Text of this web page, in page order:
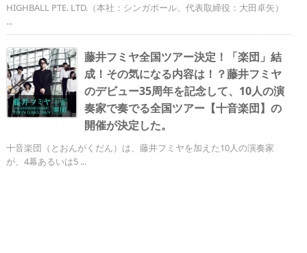
HIGHBALL PTE. LTD.（本社：シンガポール、代表取締役：大田卓矢）
...
藤井フミヤ全国ツアー決定！「楽団」結
成！その気になる内容は！？藤井フミヤ
のデビュー35周年を記念して、10人の演
奏家で奏でる全国ツアー【十音楽団】の
開催が決定した。
十音楽団（とおんがくだん）は、藤井フミヤを加えた10人の演奏家
が、4幕あるいは5 ...